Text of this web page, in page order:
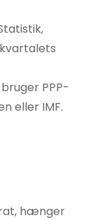
PPP-
eller IMF.
hænger